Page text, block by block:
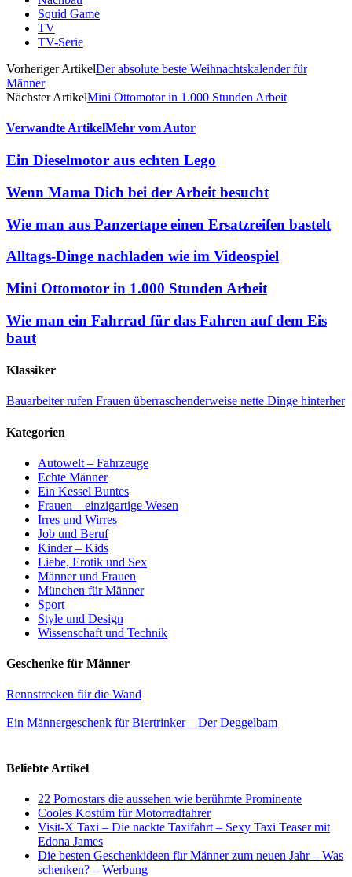
Squid Game
TV
TV-Serie
Vorheriger ArtikelDer absolute beste Weihnachtskalender für
Männer
Nächster ArtikelMini Ottomotor in 1.000 Stunden Arbeit
Verwandte ArtikelMehr vom Autor
Ein Dieselmotor aus echten Lego
Wenn Mama Dich bei der Arbeit besucht
Wie man aus Panzertape einen Ersatzreifen bastelt
Alltags-Dinge nachladen wie im Videospiel
Mini Ottomotor in 1.000 Stunden Arbeit
Wie man ein Fahrrad für das Fahren auf dem Eis
baut
Klassiker
Bauarbeiter rufen Frauen überraschenderweise nette Dinge hinterher
Kategorien
Autowelt – Fahrzeuge
Echte Männer
Ein Kessel Buntes
Frauen – einzigartige Wesen
Irres und Wirres
Job und Beruf
Kinder – Kids
Liebe, Erotik und Sex
Männer und Frauen
München für Männer
Sport
Style und Design
Wissenschaft und Technik
Geschenke für Männer
Rennstrecken für die Wand
Ein Männergeschenk für Biertrinker – Der Deggelbam
Beliebte Artikel
22 Pornostars die aussehen wie berühmte Prominente
Cooles Kostüm für Motorradfahrer
Visit-X Taxi – Die nackte Taxifahrt – Sexy Taxi Teaser mit
Edona James
Die besten Geschenkideen für Männer zum neuen Jahr – Was
schenken? – Werbung